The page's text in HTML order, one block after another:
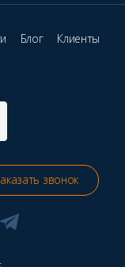
Блог Клиенты
звонок